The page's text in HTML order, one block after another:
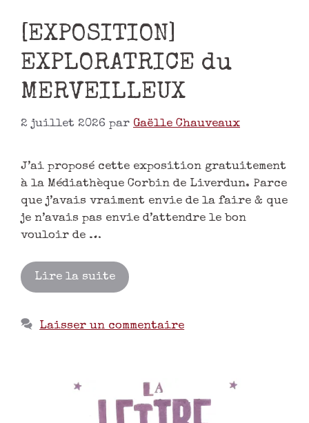
[EXPOSITION]
EXPLORATRICE du
MERVEILLEUX
2 juillet 2026 par Gaëlle Chauveaux
J’ai proposé cette exposition gratuitement
à la Médiathèque Corbin de Liverdun. Parce
que j’avais vraiment envie de la faire & que
je n’avais pas envie d’attendre le bon
vouloir de …
Lire la suite
Laisser un commentaire